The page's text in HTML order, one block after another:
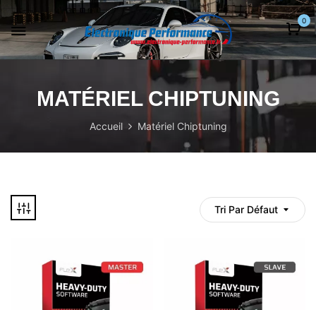
0
MATÉRIEL CHIPTUNING
Accueil Matériel Chiptuning
Tri Par Défaut